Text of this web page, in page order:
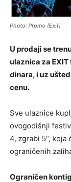
Photo: Promo (Exit)
U prodaji se
ulaznica za
dinara, i uz
cenu.
Sve ulaznice
ovogodišnji
4, zgrabi 5“,
ograničenih
Ograničen